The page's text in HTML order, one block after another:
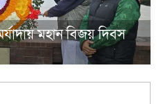
মহান বিজয় দিবস